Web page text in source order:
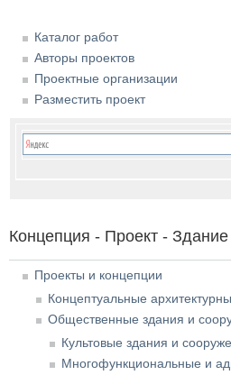
Каталог работ
Авторы проектов
Проектные организации
Разместить проект
Концепция - Проект - Здание
Проекты и концепции
Концептуальные
Общественные здания и
Культовые здания и
Многофункциональные и